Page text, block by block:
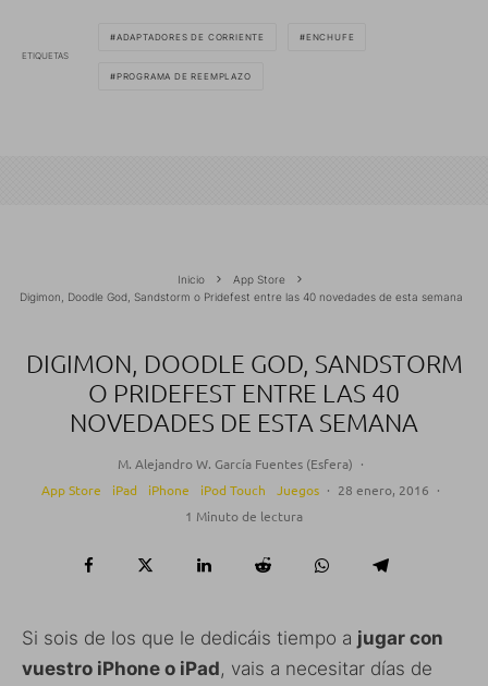
ETIQUETAS
ADAPTADORES DE CORRIENTE ENCHUFE
PROGRAMA DE REEMPLAZO
Inicio
App Store
Digimon, Doodle God, Sandstorm o Pridefest entre las 40 novedades de esta semana
DIGIMON, DOODLE GOD, SANDSTORM
O PRIDEFEST ENTRE LAS 40
NOVEDADES DE ESTA SEMANA
M. Alejandro W. García Fuentes (Esfera) ·
App Store
iPad iPhone iPod Touch Juegos · 28 enero, 2016 ·
1 Minuto de lectura
Si sois de los que le dedicáis tiempo a jugar con
vuestro iPhone o iPad, vais a necesitar días de